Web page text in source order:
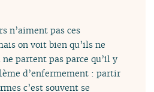
n’aiment pas ces
on voit bien qu’ils ne
partent pas parce qu’il y
d’enfermement : partir
c’est souvent se